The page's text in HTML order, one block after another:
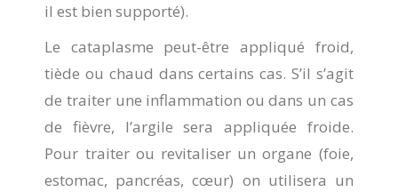
il est bien supporté).
Le cataplasme peut-être appliqué froid,
tiède ou chaud dans certains cas. S’il s’agit
de traiter une inflammation ou dans un cas
de fièvre, l’argile sera appliquée froide.
Pour traiter ou revitaliser un organe (foie,
estomac, pancréas, cœur) on utilisera un